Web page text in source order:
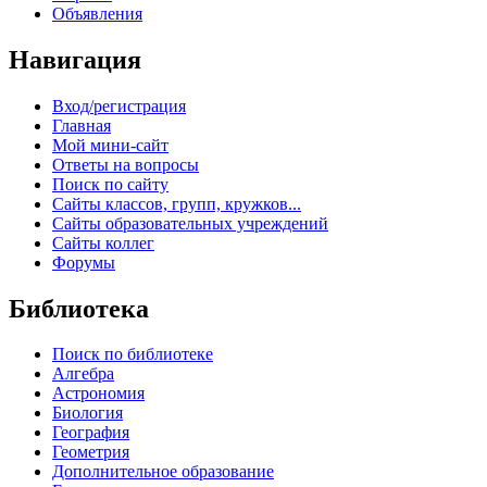
Объявления
Навигация
Вход/регистрация
Главная
Мой мини-сайт
Ответы на вопросы
Поиск по сайту
Сайты классов, групп, кружков...
Сайты образовательных учреждений
Сайты коллег
Форумы
Библиотека
Поиск по библиотеке
Алгебра
Астрономия
Биология
География
Геометрия
Дополнительное образование